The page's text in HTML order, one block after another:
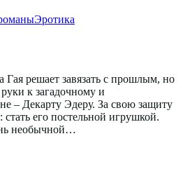
Эротика
решает завязать с прошлым, но
к загадочному и
– Декарту Эдеру. За свою защиту
его постельной игрушкой.
необычной…